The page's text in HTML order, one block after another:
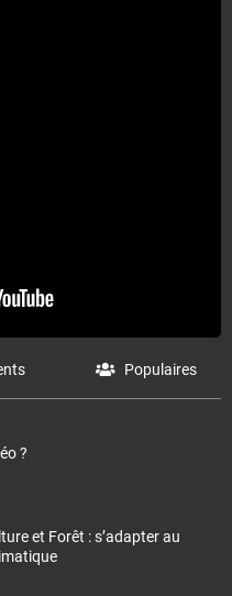
Populaires
?
et Forêt : s’adapter au